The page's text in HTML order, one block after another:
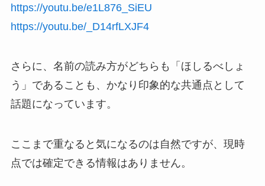
https://youtu.be/e1L876_SiEU
https://youtu.be/_D14rfLXJF4
さらに、名前の読み方がどちらも「ほしるべしょ
う」であることも、かなり印象的な共通点として
話題になっています。
ここまで重なると気になるのは自然ですが、現時
点では確定できる情報はありません。